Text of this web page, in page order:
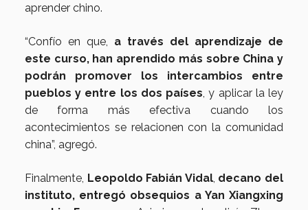
aprender chino.
“Confío en que, a través del aprendizaje de
este curso, han aprendido más sobre China y
podrán promover los intercambios entre
pueblos y entre los dos países, y aplicar la ley
de forma más efectiva cuando los
acontecimientos se relacionen con la comunidad
china”, agregó.
Finalmente, Leopoldo Fabián Vidal, decano del
instituto, entregó obsequios a Yan Xiangxing